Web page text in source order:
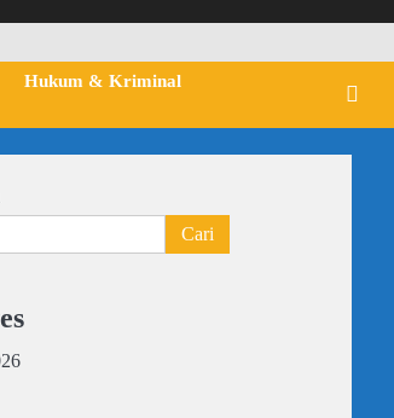
Hukum & Kriminal